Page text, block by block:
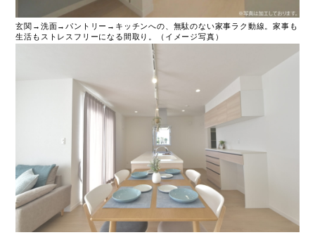
玄関→洗面→パントリー→キッチンへの、無駄のない家事ラク動線。家事も
生活もストレスフリーになる間取り。（イメージ写真）